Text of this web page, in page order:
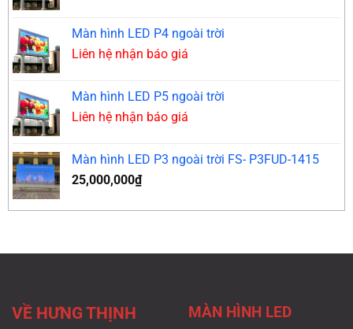
Màn hình LED P4 ngoài trời
Liên hệ nhận báo giá
Màn hình LED P5 ngoài trời
Liên hệ nhận báo giá
Màn hình LED P3 ngoài trời FS- P3FUD-1415
25,000,000₫
VỀ HƯNG THỊNH MÀN HÌNH LED